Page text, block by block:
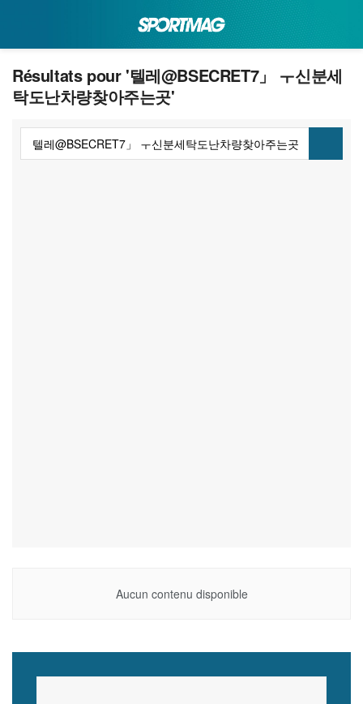
Résultats pour '텔레@BSECRET7」 ㅜ신분세
탁도난차량찾아주는곳'
Aucun contenu disponible